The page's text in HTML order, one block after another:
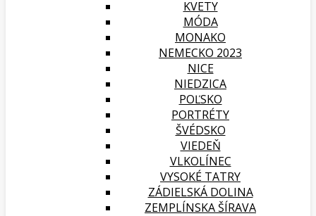
KVETY
MÓDA
MONAKO
NEMECKO 2023
NICE
NIEDZICA
POĽSKO
PORTRÉTY
ŠVÉDSKO
VIEDEŇ
VLKOLÍNEC
VYSOKÉ TATRY
ZÁDIELSKÁ DOLINA
ZEMPLÍNSKA ŠÍRAVA